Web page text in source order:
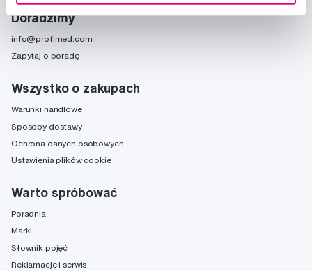
Doradzimy
info@profimed.com
Zapytaj o poradę
Wszystko o zakupach
Warunki handlowe
Sposoby dostawy
Ochrona danych osobowych
Ustawienia plików cookie
Warto spróbować
Poradnia
Marki
Słownik pojęć
Reklamacje i serwis